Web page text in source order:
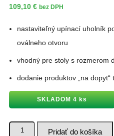
109,10 € bez DPH
nastaviteľný upínací uholník
oválneho otvoru
vhodný pre stoly s rozmerom
dodanie produktov „na dopyt“
SKLADOM 4 ks
množstvo
Upínací
Pridať do košíka